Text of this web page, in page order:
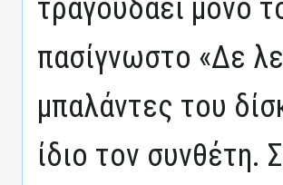
τραγουδάει μόνο
πασίγνωστο «Δε
μπαλάντες του
ίδιο τον συνθέτη.